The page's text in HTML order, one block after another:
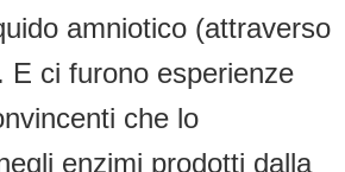
amniotico (attraverso
E ci furono esperienze
che lo
enzimi prodotti dalla